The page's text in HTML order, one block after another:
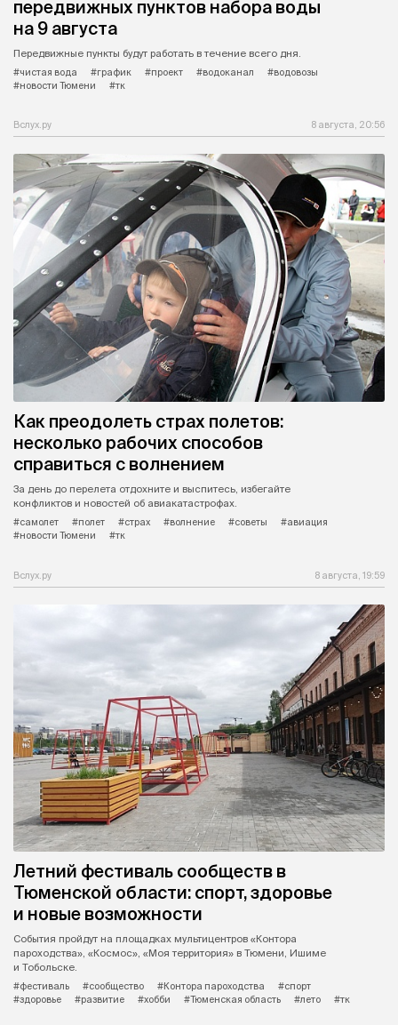
передвижных пунктов набора воды
на 9 августа
Передвижные пункты будут работать в течение всего дня.
#чистая вода
#график #проект #водоканал
#водовозы
#новости Тюмени
#тк
Вслух.ру 8 августа, 20:56
Как преодолеть страх полетов:
несколько рабочих способов
справиться с волнением
За день до перелета отдохните и выспитесь, избегайте
конфликтов и новостей об авиакатастрофах.
#самолет
#полет #страх #волнение #советы
#авиация
#новости Тюмени
#тк
Вслух.ру 8 августа, 19:59
Летний фестиваль сообществ в
Тюменской области: спорт, здоровье
и новые возможности
События пройдут на площадках мультицентров «Контора
пароходства», «Космос», «Моя территория» в Тюмени, Ишиме
и Тобольске.
#фестиваль
#сообщество #Контора пароходства
#спорт
#здоровье
#развитие #хобби #Тюменская область #лето #тк